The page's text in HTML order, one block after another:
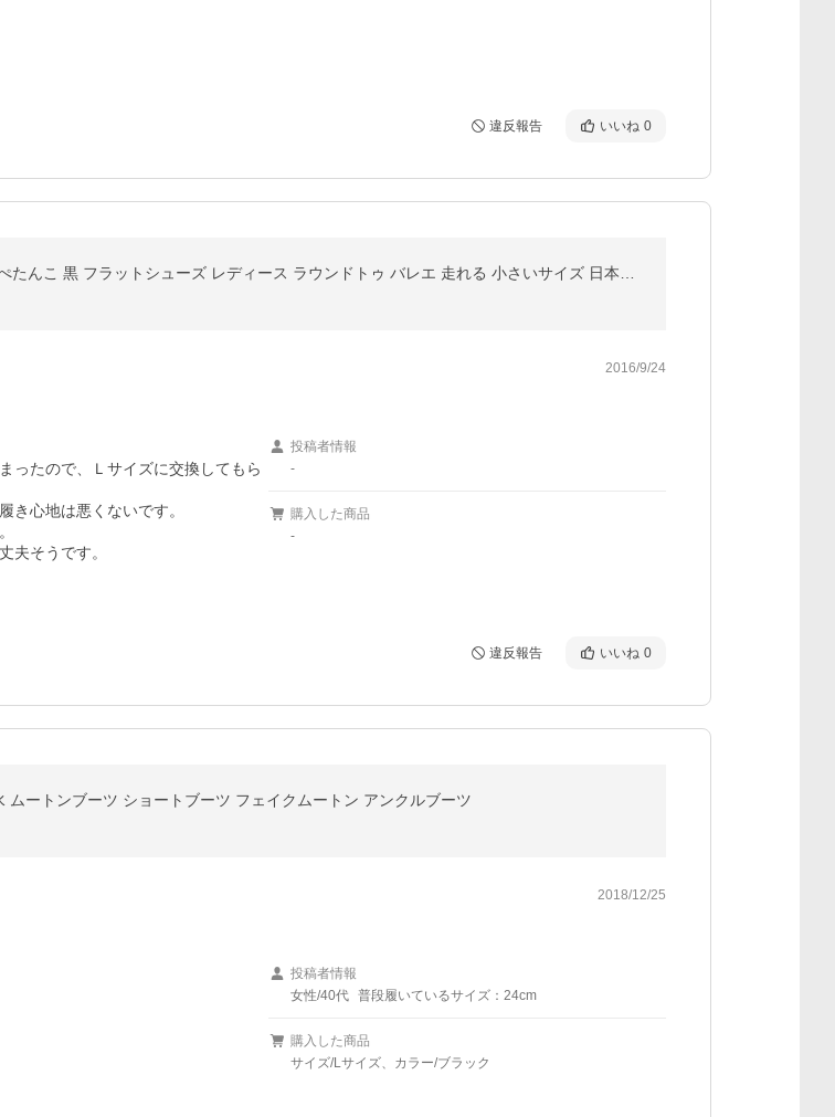
違反報告 いいね 0
2016/9/24
ったので、Ｌサイズに交換してもら
き心地は悪くないです。
夫そうです。
投稿者情報
-
購入した商品
-
違反報告 いいね 0
ートンブーツ ショートブーツ フェイクムートン アンクルブーツ
2018/12/25
投稿者情報
女性/40代 普段履いているサイズ：24cm
購入した商品
サイズ/Lサイズ、カラー/ブラック